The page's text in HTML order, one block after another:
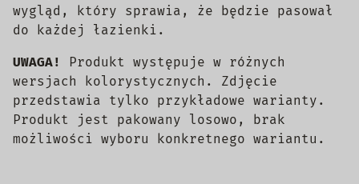
wygląd, który sprawia, że będzie pasował
do każdej łazienki.
UWAGA! Produkt występuje w różnych
wersjach kolorystycznych. Zdjęcie
przedstawia tylko przykładowe warianty.
Produkt jest pakowany losowo, brak
możliwości wyboru konkretnego wariantu.